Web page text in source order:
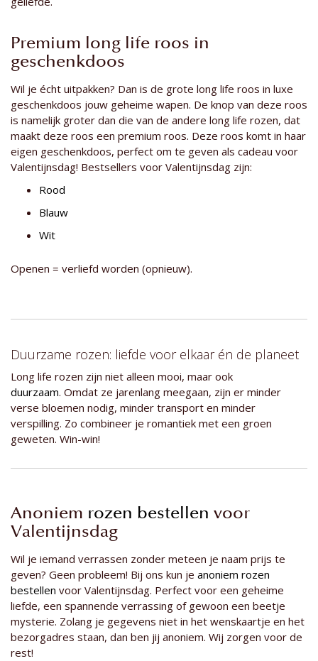
Premium long life roos in
geschenkdoos
Wil je écht uitpakken? Dan is de grote long life roos in luxe
geschenkdoos jouw geheime wapen. De knop van deze roos
is namelijk groter dan die van de andere long life rozen, dat
maakt deze roos een premium roos. Deze roos komt in haar
eigen geschenkdoos, perfect om te geven als cadeau voor
Valentijnsdag! Bestsellers voor Valentijnsdag zijn:
Rood
Blauw
Wit
Openen = verliefd worden (opnieuw).
Duurzame rozen: liefde voor elkaar én de planeet
Long life rozen zijn niet alleen mooi, maar ook
duurzaam. Omdat ze jarenlang meegaan, zijn er minder
verse bloemen nodig, minder transport en minder
verspilling. Zo combineer je romantiek met een groen
geweten. Win-win!
Anoniem rozen bestellen voor
Valentijnsdag
Wil je iemand verrassen zonder meteen je naam prijs te
geven? Geen probleem! Bij ons kun je anoniem rozen
bestellen voor Valentijnsdag. Perfect voor een geheime
liefde, een spannende verrassing of gewoon een beetje
mysterie. Zolang je gegevens niet in het wenskaartje en het
bezorgadres staan, dan ben jij anoniem. Wij zorgen voor de
rest!